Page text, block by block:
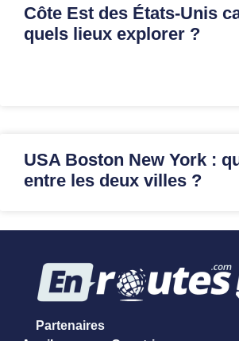
Côte Est des États-Unis
quels lieux explorer ?
USA Boston New York :
entre les deux villes ?
Partenaires